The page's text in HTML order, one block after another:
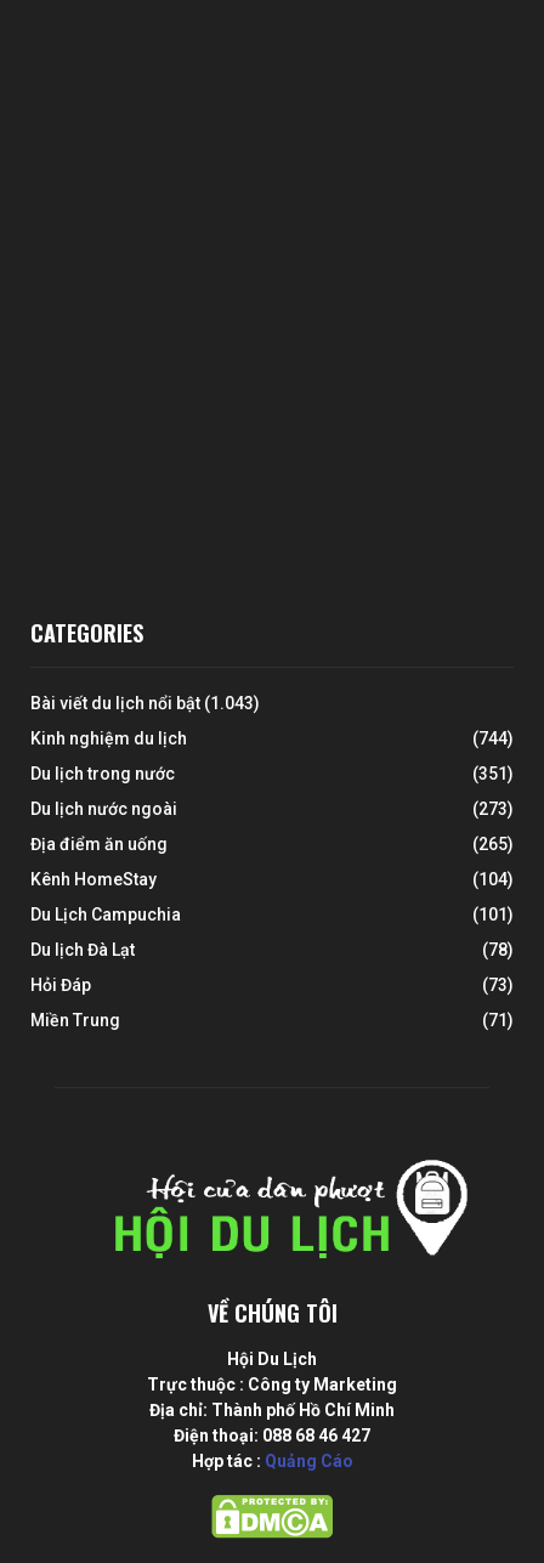
CATEGORIES
Bài viết du lịch nổi bật (1.043)
Kinh nghiệm du lịch
(744)
Du lịch trong nước
(351)
Du lịch nước ngoài
(273)
Địa điểm ăn uống
(265)
Kênh HomeStay
(104)
Du Lịch Campuchia
(101)
Du lịch Đà Lạt
(78)
Hỏi Đáp
(73)
Miền Trung
(71)
VỀ CHÚNG TÔI
Hội Du Lịch
Trực thuộc : Công ty Marketing
Địa chỉ: Thành phố Hồ Chí Minh
Điện thoại: 088 68 46 427
Hợp tác : Quảng Cáo